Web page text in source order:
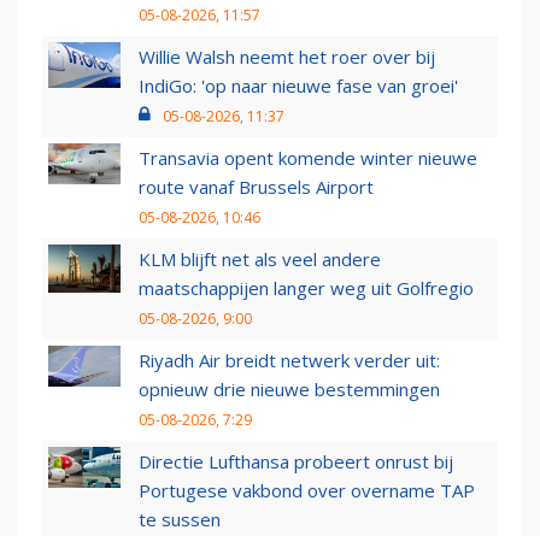
05-08-2026, 11:57
Willie Walsh neemt het roer over bij
IndiGo: 'op naar nieuwe fase van groei'
05-08-2026, 11:37
Transavia opent komende winter nieuwe
route vanaf Brussels Airport
05-08-2026, 10:46
KLM blijft net als veel andere
maatschappijen langer weg uit Golfregio
05-08-2026, 9:00
Riyadh Air breidt netwerk verder uit:
opnieuw drie nieuwe bestemmingen
05-08-2026, 7:29
Directie Lufthansa probeert onrust bij
Portugese vakbond over overname TAP
te sussen